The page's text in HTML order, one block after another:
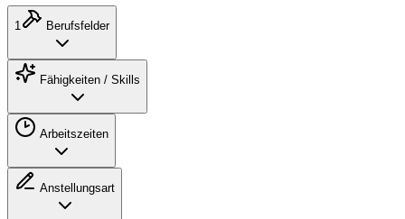
1 Berufsfelder
Fähigkeiten / Skills
Arbeitszeiten
Anstellungsart